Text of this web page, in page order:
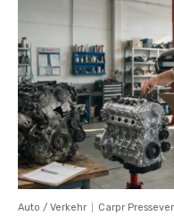
Auto / Verkehr Carpr